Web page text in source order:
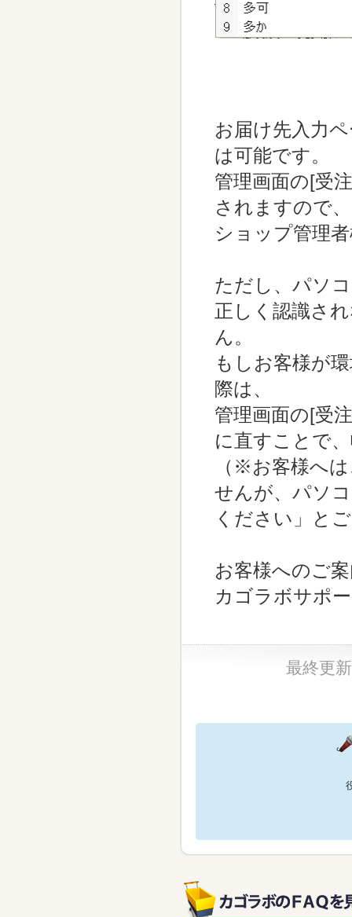
お届け先入力
は可能です。
管理画面の[受
されますので、
ショップ管理
ただし、パソ
正しく認識さ
ん。
もしお客様が
際は、
管理画面の[受
に直すことで
（※お客様へ
せんが、パソ
ください」と
お客様へのご
カゴラボサポ
最終更